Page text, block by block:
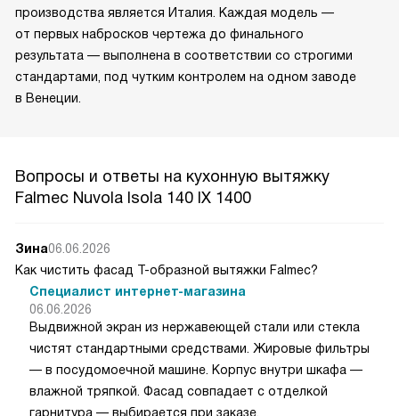
производства является Италия. Каждая модель —
от первых набросков чертежа до финального
результата — выполнена в соответствии со строгими
стандартами, под чутким контролем на одном заводе
в Венеции.
Вопросы и ответы на кухонную вытяжку
Falmec Nuvola Isola 140 IX 1400
Зина06.06.2026
Как чистить фасад Т-образной вытяжки Falmec?
Специалист интернет-магазина
06.06.2026
Выдвижной экран из нержавеющей стали или стекла
чистят стандартными средствами. Жировые фильтры
— в посудомоечной машине. Корпус внутри шкафа —
влажной тряпкой. Фасад совпадает с отделкой
гарнитура — выбирается при заказе.